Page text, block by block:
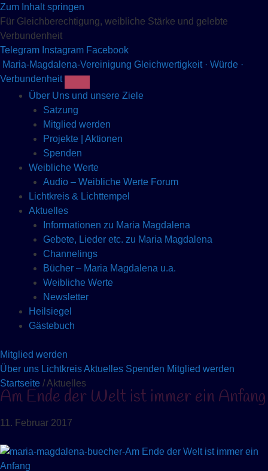
Zum Inhalt springen
Für Gleichberechtigung, weibliche Stärke und gelebte
Verbundenheit
Telegram Instagram Facebook
Maria-Magdalena-Vereinigung Gleichwertigkeit · Würde ·
Verbundenheit
Über Uns und unsere Ziele
Satzung
Mitglied werden
Projekte | Aktionen
Spenden
Weibliche Werte
Audio – Weibliche Werte Forum
Lichtkreis & Lichttempel
Aktuelles
Informationen zu Maria Magdalena
Gebete, Lieder etc. zu Maria Magdalena
Channelings
Bücher – Maria Magdalena u.a.
Weibliche Werte
Newsletter
Heilsiegel
Gästebuch
Mitglied werden
Über uns LichtkreisAktuelles Spenden Mitglied werden
Startseite / Aktuelles
Am Ende der Welt ist immer ein Anfang
11. Februar 2017